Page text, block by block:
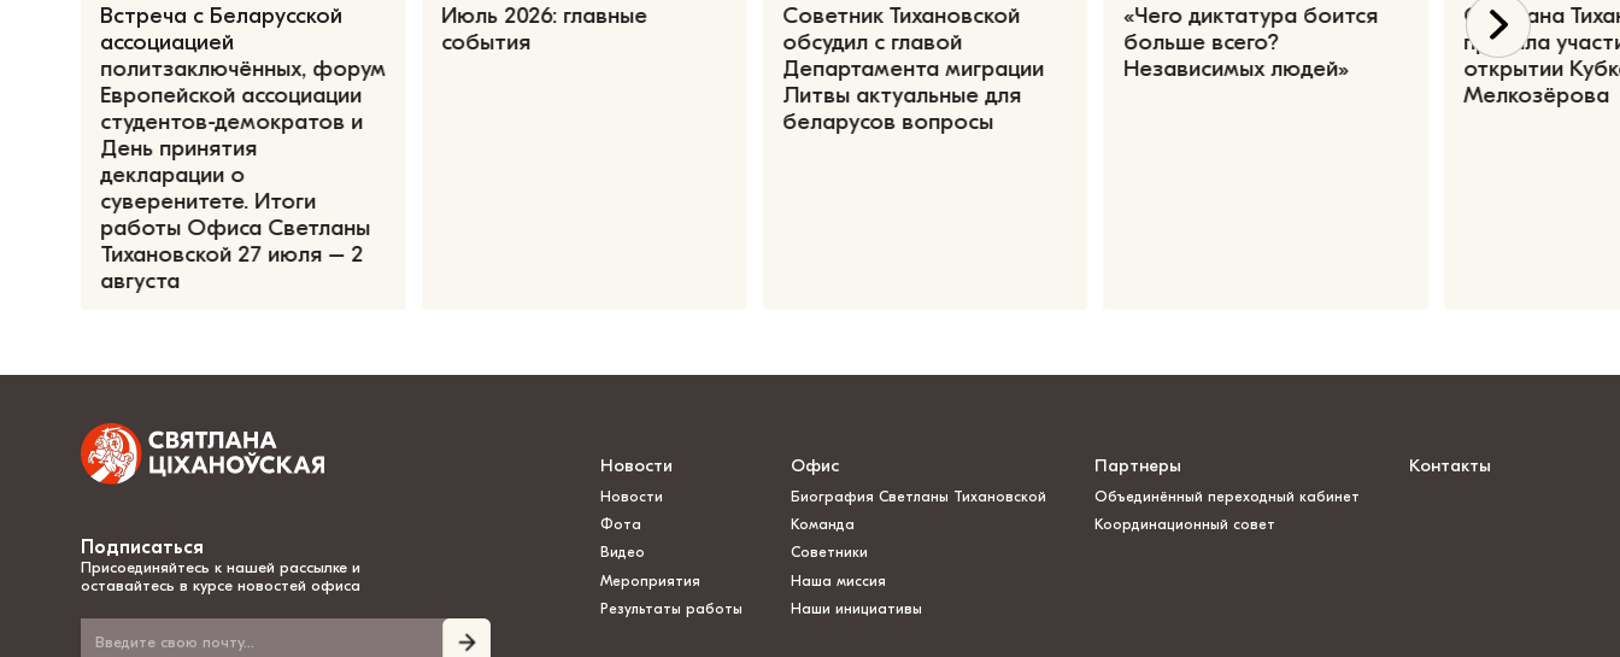
Встреча с Беларусской
ассоциацией
политзаключённых, форум
Европейской ассоциации
студентов-демократов и
День принятия
декларации о
суверенитете. Итоги
работы Офиса Светланы
Тихановской 27 июля – 2
августа
Июль 2026: главные
события
Советник Тихановской
обсудил с главой
Департамента миграции
Литвы актуальные для
беларусов вопросы
«Чего диктатура боится
больше всего?
Независимых людей»
Светлана
приняла
открытии
Мелкозёрова
Подписаться
Присоединяйтесь к нашей рассылке и
оставайтесь в курсе новостей офиса
Новости
Новости
Фота
Видео
Мероприятия
Результаты работы
Офис
Биография Светланы Тихановской
Команда
Советники
Наша миссия
Наши инициативы
Партнеры
Объединённый переходный кабинет
Координационный совет
Контакты